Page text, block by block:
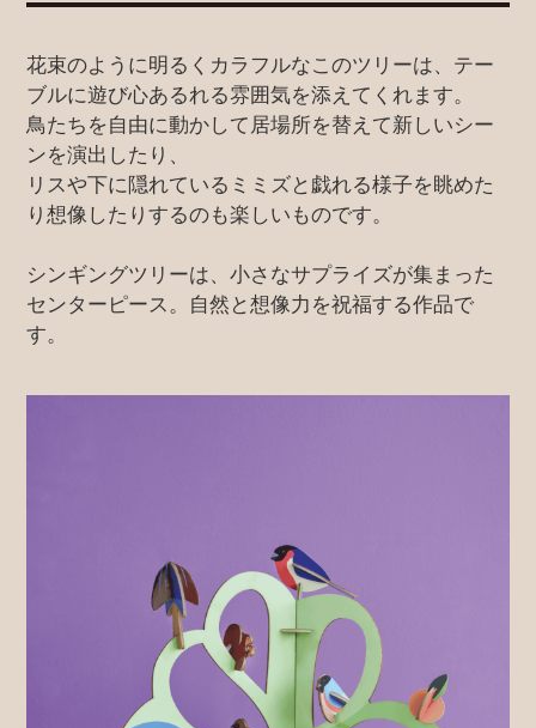
花束のように明るくカラフルなこのツリーは、テー
ブルに遊び心あるれる雰囲気を添えてくれます。
鳥たちを自由に動かして居場所を替えて新しいシー
ンを演出したり、
リスや下に隠れているミミズと戯れる様子を眺めた
り想像したりするのも楽しいものです。
シンギングツリーは、小さなサプライズが集まった
センターピース。自然と想像力を祝福する作品で
す。